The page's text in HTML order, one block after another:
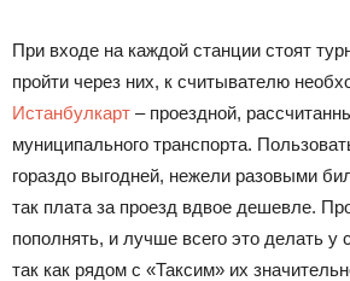
При входе на каждой станции стоят
пройти через них, к считывателю
Истанбулкарт – проездной,
муниципального транспорта.
гораздо выгодней, нежели разовыми
так плата за проезд вдвое дешевле.
пополнять, и лучше всего это делать у
так как рядом с «Таксим» их